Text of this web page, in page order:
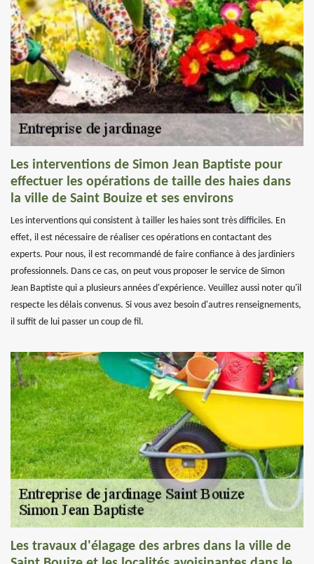
Les interventions de Simon Jean Baptiste pour
effectuer les opérations de taille des haies dans
la ville de Saint Bouize et ses environs
Les interventions qui consistent à tailler les haies sont très difficiles. En
effet, il est nécessaire de réaliser ces opérations en contactant des
experts. Pour nous, il est recommandé de faire confiance à des jardiniers
professionnels. Dans ce cas, on peut vous proposer le service de Simon
Jean Baptiste qui a plusieurs années d'expérience. Veuillez aussi noter qu'il
respecte les délais convenus. Si vous avez besoin d'autres renseignements,
il suffit de lui passer un coup de fil.
Les travaux d'élagage des arbres dans la ville de